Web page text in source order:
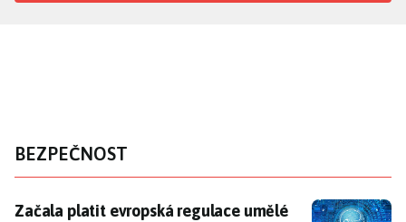
BEZPEČNOST
Začala platit evropská regulace umělé inteligence.
Začala platit evropská regulace umělé